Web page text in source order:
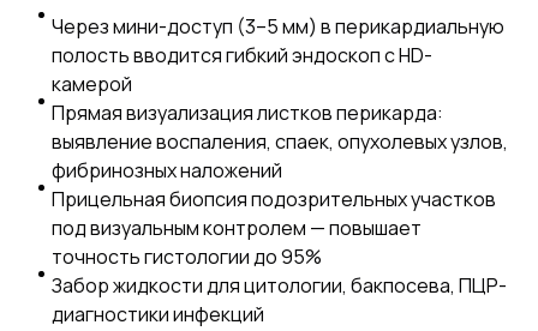
Через мини-доступ (3–5 мм) в перикардиальную
полость вводится гибкий эндоскоп с HD-
камерой
Прямая визуализация листков перикарда:
выявление воспаления, спаек, опухолевых узлов,
фибринозных наложений
Прицельная биопсия подозрительных участков
под визуальным контролем — повышает
точность гистологии до 95%
Забор жидкости для цитологии, бакпосева, ПЦР-
диагностики инфекций